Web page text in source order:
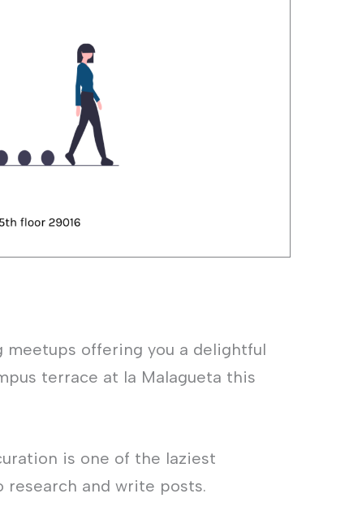
offering you a delightful
terrace at la Malagueta this
is one of the laziest
and write posts.